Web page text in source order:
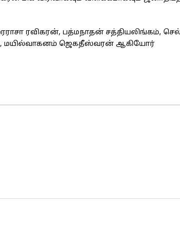
ரவிகரன், பத்மநாதன் சத்தியலிங்கம்,
மயில்வாகனம் ஜெகதீஸ்வரன் ஆகியோர்